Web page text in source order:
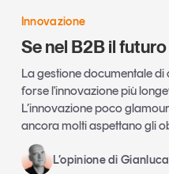
Innovazione
Se nel B2B il
La gestione documentale di
forse l'innovazione più
L’innovazione poco
ancora molti aspettano gli
L’opinione di